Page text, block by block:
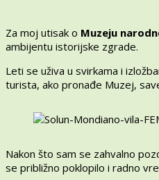
Za moj utisak o Muzeju
ambijentu istorijske zgrade.
Leti se uživa u svirkama i
turista, ako pronađe Muzej,
Nakon što sam se zahvalno
se približno poklopilo i radno